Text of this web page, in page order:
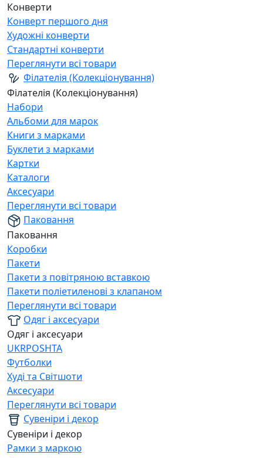
Конверти
Конверт першого дня
Художні конверти
Стандартні конверти
Переглянути всі товари
Філателія (Колекціонування)
Філателія (Колекціонування)
Набори
Альбоми для марок
Книги з марками
Буклети з марками
Картки
Каталоги
Аксесуари
Переглянути всі товари
Паковання
Паковання
Коробки
Пакети
Пакети з повітряною вставкою
Пакети поліетиленові з клапаном
Переглянути всі товари
Одяг і аксесуари
Одяг і аксесуари
UKRPOSHTA
Футболки
Худі та Світшоти
Аксесуари
Переглянути всі товари
Сувеніри і декор
Сувеніри і декор
Рамки з маркою